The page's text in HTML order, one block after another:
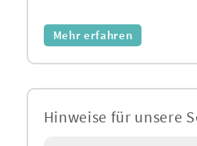
Mehr erfahren
Hinweise für unsere